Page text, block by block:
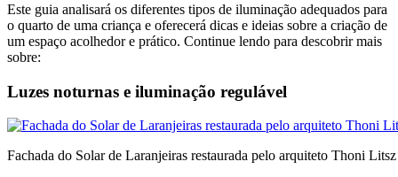
Este guia analisará os diferentes tipos de iluminação adequados para
o quarto de uma criança e oferecerá dicas e ideias sobre a criação de
um espaço acolhedor e prático. Continue lendo para descobrir mais
sobre:
Luzes noturnas e iluminação regulável
Fachada do Solar de Laranjeiras restaurada pelo arquiteto Thoni Litsz